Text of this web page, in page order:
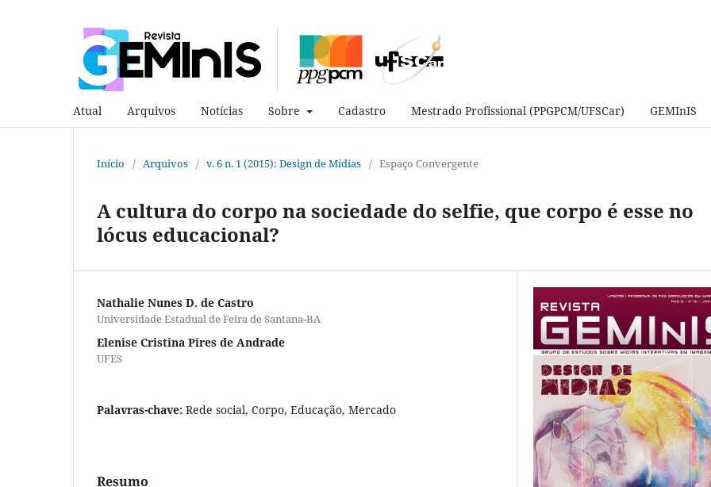
Atual Arquivos Notícias Sobre Cadastro Mestrado Profissional (PPGPCM/UFSCar) GEMInIS
Início / Arquivos / v. 6 n. 1 (2015): Design de Mídias / Espaço Convergente
A cultura do corpo na sociedade do selfie, que corpo é esse no
lócus educacional?
Nathalie Nunes D. de Castro
Universidade Estadual de Feira de Santana-BA
Elenise Cristina Pires de Andrade
UFES
Palavras-chave: Rede social, Corpo, Educação, Mercado
Resumo